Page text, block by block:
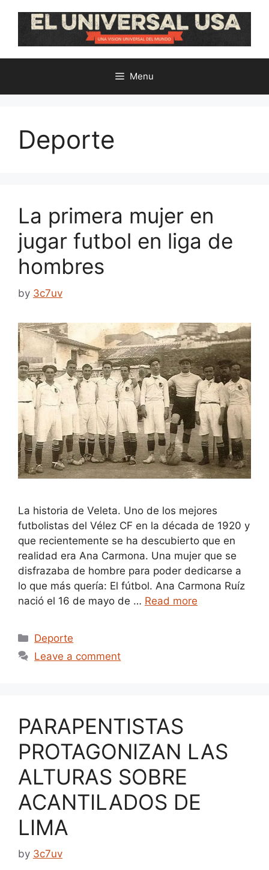
Menu
Deporte
La primera mujer en
jugar futbol en liga de
hombres
by 3c7uv
La historia de Veleta. Uno de los mejores
futbolistas del Vélez CF en la década de 1920 y
que recientemente se ha descubierto que en
realidad era Ana Carmona. Una mujer que se
disfrazaba de hombre para poder dedicarse a
lo que más quería: El fútbol. Ana Carmona Ruíz
nació el 16 de mayo de … Read more
Categories
Deporte
Leave a comment
PARAPENTISTAS
PROTAGONIZAN LAS
ALTURAS SOBRE
ACANTILADOS DE
LIMA
by 3c7uv